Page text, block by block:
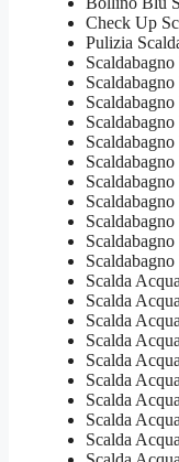
Check Up
Pulizia
Scalda
Scalda
Scalda
Scalda
Scalda
Scalda
Scalda
Scalda
Scalda